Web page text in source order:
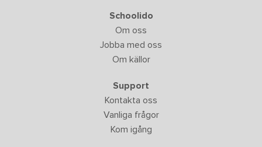
Schoolido
Om oss
Jobba med oss
Om källor
Support
Kontakta oss
Vanliga frågor
Kom igång